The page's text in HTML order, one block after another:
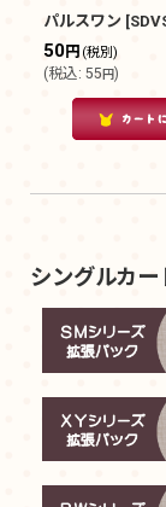
パルスワン [
50円 (税別)
(税込: 55円)
シングルカ